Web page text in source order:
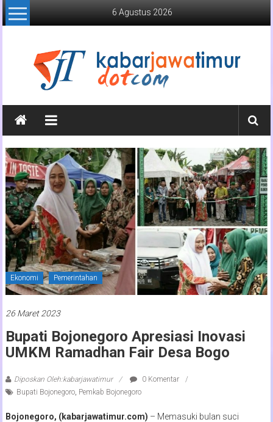
Lompat
ke
6 Agustus 2026
Kabar
Jawa
Timur
Media
Online
Jawa
Timur
Ekonomi Pemerintahan
26 Maret 2023
Bupati Bojonegoro Apresiasi Inovasi
UMKM Ramadhan Fair Desa Bogo
Diposkan Oleh:kabarjawatimur
0 Komentar
Bupati Bojonegoro, Pemkab Bojonegoro
Bojonegoro, (kabarjawatimur.com) – Memasuki bulan suci